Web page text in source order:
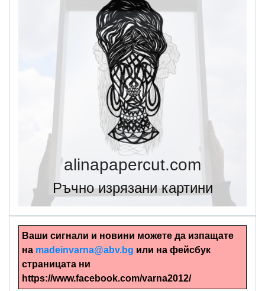
alinapapercut.com
Ръчно изрязани картини
Ваши сигнали и новини можете да изпащате
на madeinvarna@abv.bg или на фейсбук
страницата ни
https://www.facebook.com/varna2012/